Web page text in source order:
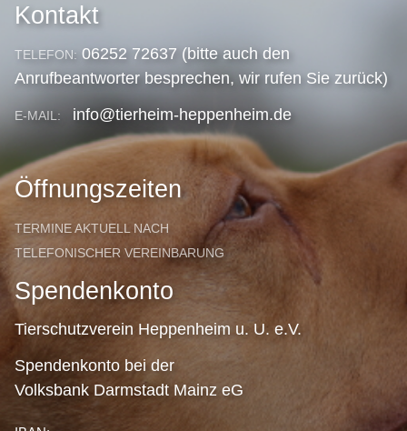
Kontakt
TELEFON: 06252 72637 (bitte auch den
Anrufbeantworter besprechen, wir rufen Sie zurück)
E-MAIL: info@tierheim-heppenheim.de
Öffnungszeiten
TERMINE AKTUELL NACH
TELEFONISCHER VEREINBARUNG
Spendenkonto
Tierschutzverein Heppenheim u. U. e.V.
Spendenkonto bei der
Volksbank Darmstadt Mainz eG